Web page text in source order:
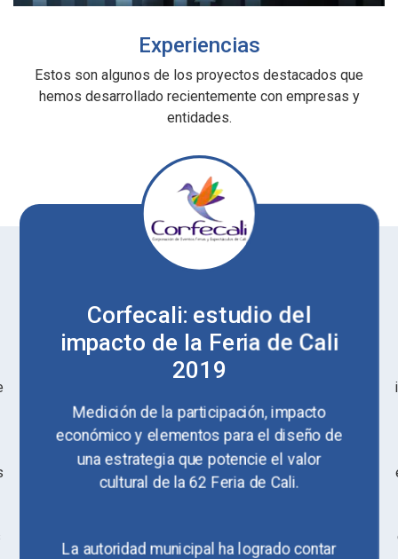
Experiencias
Estos son algunos de los proyectos destacados que
hemos desarrollado recientemente con empresas y
entidades.
Corfecali: estudio del
impacto de la Feria de Cali
2019
Medición de la participación, impacto
económico y elementos para el diseño de
una estrategia que potencie el valor
cultural de la 62 Feria de Cali.
La autoridad municipal ha logrado contar